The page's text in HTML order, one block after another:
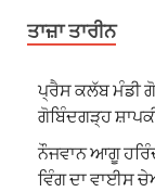
ਤਾਜ਼ਾ ਤਾਰੀਨ
ਪ੍ਰੈਸ ਕਲੱਬ ਮੰਡੀ
ਗੋਬਿੰਦਗੜ੍ਹ
ਨੌਜਵਾਨ ਆਗੂ
ਵਿੰਗ ਦਾ ਵਾਈਸ